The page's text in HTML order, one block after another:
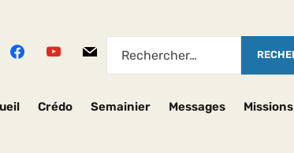
Crédo Semainier Messages Missions